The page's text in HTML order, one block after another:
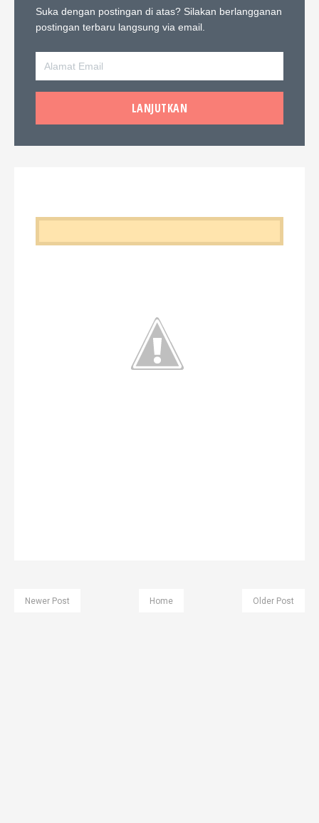
Suka dengan postingan di atas? Silakan berlangganan
postingan terbaru langsung via email.
Newer Post Older Post
Home